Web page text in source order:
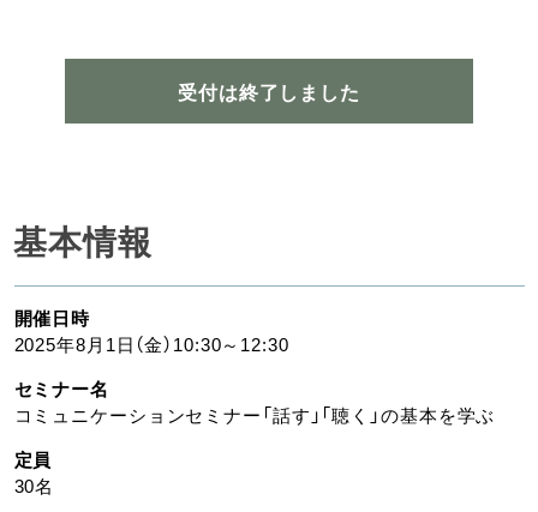
受付は終了しました
基本情報
開催日時
2025年8月1日（金）10:30～12:30
セミナー名
コミュニケーションセミナー「話す」「聴く」の基本を学ぶ
定員
30名